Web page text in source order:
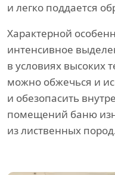
и легко поддается
Характерной
интенсивное
в условиях высоких
можно обжечься и
и обезопасить
помещений баню
из лиственных